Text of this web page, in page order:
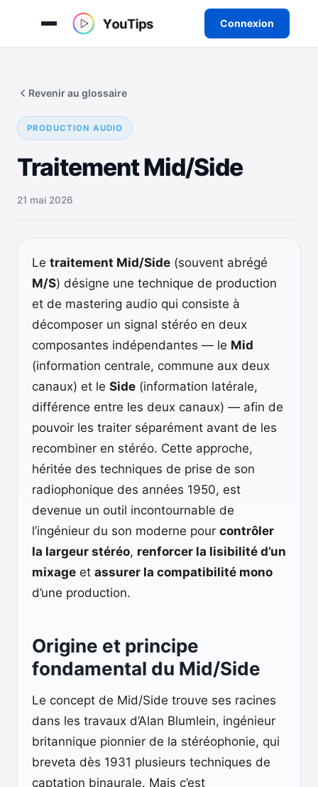
Connexion
contenu
PRODUCTION AUDIO
Traitement Mid/Side
Revenir au glossaire
21 mai 2026
Le traitement Mid/Side (souvent abrégé
M/S) désigne une technique de production
et de mastering audio qui consiste à
décomposer un signal stéréo en deux
composantes indépendantes — le Mid
(information centrale, commune aux deux
canaux) et le Side (information latérale,
différence entre les deux canaux) — afin de
pouvoir les traiter séparément avant de les
recombiner en stéréo. Cette approche,
héritée des techniques de prise de son
radiophonique des années 1950, est
devenue un outil incontournable de
l’ingénieur du son moderne pour contrôler
la largeur stéréo, renforcer la lisibilité d’un
mixage et assurer la compatibilité mono
d’une production.
Origine et principe
fondamental du Mid/Side
Le concept de Mid/Side trouve ses racines
dans les travaux d’Alan Blumlein, ingénieur
britannique pionnier de la stéréophonie, qui
breveta dès 1931 plusieurs techniques de
captation binaurale. Mais c’est